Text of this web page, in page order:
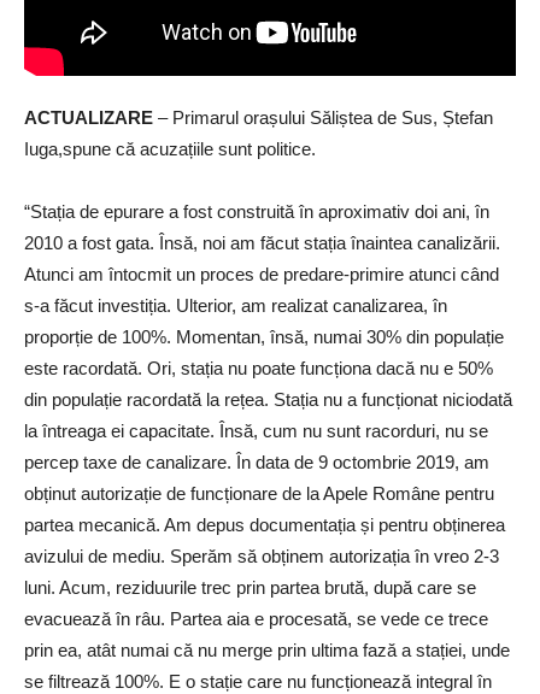
ACTUALIZARE – Primarul orașului Săliștea de Sus, Ștefan
Iuga,spune că acuzațiile sunt politice.
“Stația de epurare a fost construită în aproximativ doi ani, în
2010 a fost gata. Însă, noi am făcut stația înaintea canalizării.
Atunci am întocmit un proces de predare-primire atunci când
s-a făcut investiția. Ulterior, am realizat canalizarea, în
proporție de 100%. Momentan, însă, numai 30% din populație
este racordată. Ori, stația nu poate funcționa dacă nu e 50%
din populație racordată la rețea. Stația nu a funcționat niciodată
la întreaga ei capacitate. Însă, cum nu sunt racorduri, nu se
percep taxe de canalizare. În data de 9 octombrie 2019, am
obținut autorizație de funcționare de la Apele Române pentru
partea mecanică. Am depus documentația și pentru obținerea
avizului de mediu. Sperăm să obținem autorizația în vreo 2-3
luni. Acum, reziduurile trec prin partea brută, după care se
evacuează în râu. Partea aia e procesată, se vede ce trece
prin ea, atât numai că nu merge prin ultima fază a stației, unde
se filtrează 100%. E o stație care nu funcționează integral în